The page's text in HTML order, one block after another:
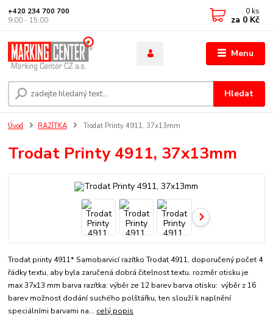
Menu
Hledat
+420 234 700 700
9:00 - 15:00
0 ks
za 0 Kč
Úvod RAZÍTKA Trodat Printy 4911, 37x13mm
Trodat Printy 4911, 37x13mm
Trodat printy 4911* Samobarvicí razítko Trodat 4911, doporučený počet 4
řádky textu, aby byla zaručená dobrá čitelnost textu. rozměr otisku je
max 37x13 mm barva razítka: výběr ze 12 barev barva otisku: výběr z 16
barev možnost dodání suchého polštářku, ten slouží k naplnění
speciálními barvami na... celý popis